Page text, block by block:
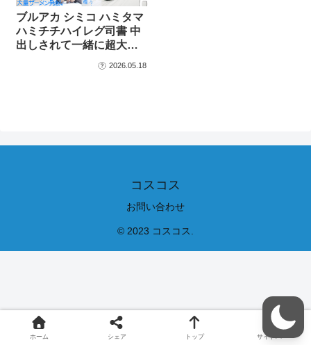
ブルアカ シミコ ハミタマ
ハミチチハイレグ司書 中
出しされて一緒に超大…
2026.05.18
コスコス
お問い合わせ
© 2023 コスコス.
ホーム シェア トップ サイドバー